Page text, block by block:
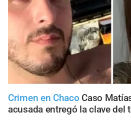
Crimen en Chaco Caso
acusada entregó la clave del